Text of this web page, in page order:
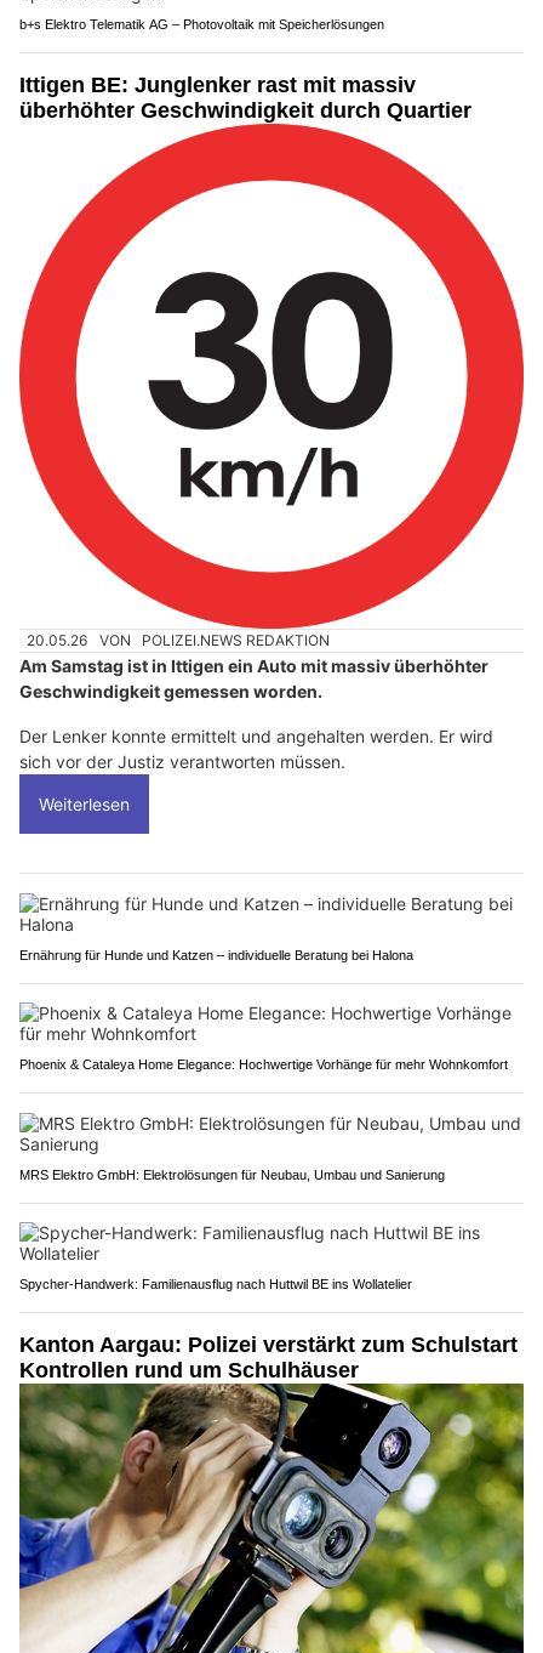
b+s Elektro Telematik AG – Photovoltaik mit Speicherlösungen
Ittigen BE: Junglenker rast mit massiv
überhöhter Geschwindigkeit durch Quartier
20.05.26 VON POLIZEI.NEWS REDAKTION
Am Samstag ist in Ittigen ein Auto mit massiv überhöhter
Geschwindigkeit gemessen worden.
Der Lenker konnte ermittelt und angehalten werden. Er wird
sich vor der Justiz verantworten müssen.
Weiterlesen
Ernährung für Hunde und Katzen – individuelle Beratung bei Halona
Phoenix & Cataleya Home Elegance: Hochwertige Vorhänge für mehr Wohnkomfort
MRS Elektro GmbH: Elektrolösungen für Neubau, Umbau und Sanierung
Spycher-Handwerk: Familienausflug nach Huttwil BE ins Wollatelier
Kanton Aargau: Polizei verstärkt zum Schulstart
Kontrollen rund um Schulhäuser